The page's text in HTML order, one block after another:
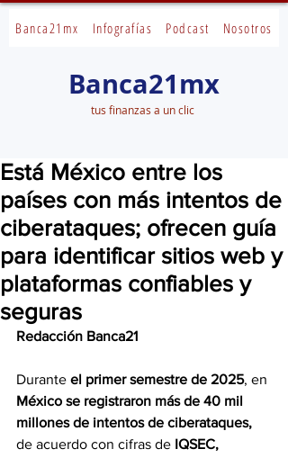
Banca21mx Infografías Podcast Nosotros
Banca21mx
tus finanzas a un clic
Está México entre los
países con más intentos de
ciberataques; ofrecen guía
para identificar sitios web y
plataformas confiables y
seguras
Redacción Banca21
Durante el primer semestre de 2025, en
México se registraron más de 40 mil
millones de intentos de ciberataques,
de acuerdo con cifras de IQSEC,